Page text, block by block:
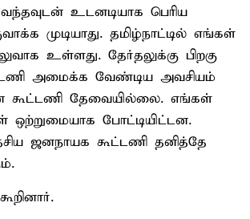
வந்தவுடன் உடனடியாக பெரிய
முடியாது. தமிழ்நாட்டில் எங்கள்
உள்ளது. தேர்தலுக்கு பிறகு
அமைக்க வேண்டிய அவசியம்
கூட்டணி தேவையில்லை. எங்கள்
ஒற்றுமையாக போட்டியிட்டன.
ஜனநாயக கூட்டணி தனித்தே